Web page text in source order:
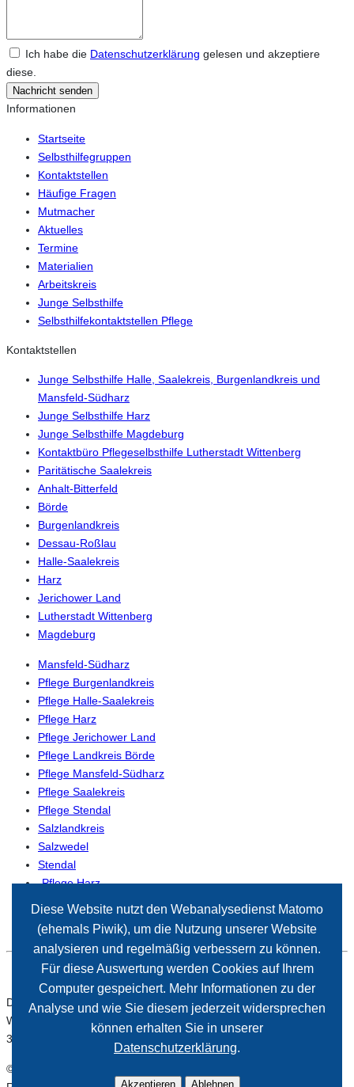
Ich habe die Datenschutzerklärung gelesen und akzeptiere
diese.
Nachricht senden
Informationen
Startseite
Selbsthilfegruppen
Kontaktstellen
Häufige Fragen
Mutmacher
Aktuelles
Termine
Materialien
Arbeitskreis
Junge Selbsthilfe
Selbsthilfekontaktstellen Pflege
Kontaktstellen
Junge Selbsthilfe Halle, Saalekreis, Burgenlandkreis und
Mansfeld-Südharz
Junge Selbsthilfe Harz
Junge Selbsthilfe Magdeburg
Kontaktbüro Pflegeselbsthilfe Lutherstadt Wittenberg
Paritätische Saalekreis
Anhalt-Bitterfeld
Börde
Burgenlandkreis
Dessau-Roßlau
Halle-Saalekreis
Harz
Jerichower Land
Lutherstadt Wittenberg
Magdeburg
Mansfeld-Südharz
Pflege Burgenlandkreis
Pflege Halle-Saalekreis
Pflege Harz
Pflege Jerichower Land
Pflege Landkreis Börde
Pflege Mansfeld-Südharz
Pflege Saalekreis
Pflege Stendal
Salzlandkreis
Salzwedel
Stendal
-Pflege Harz
Der Paritätische Sachsen-Anhalt
Wiener Straße 2
39112 Magdeburg
© 2026 Paritätischer Wohlfahrtsverband Sachsen-Anhalt. Alle
Diese Website nutzt den Webanalysedienst Matomo
(ehemals Piwik), um die Nutzung unserer Website
analysieren und regelmäßig verbessern zu können.
Für diese Auswertung werden Cookies auf Ihrem
Computer gespeichert. Mehr Informationen zu der
Analyse und wie Sie diesem jederzeit widersprechen
können erhalten Sie in unserer
Datenschutzerklärung.
Akzeptieren Ablehnen